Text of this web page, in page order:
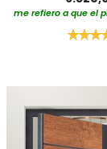
me refiero a que el